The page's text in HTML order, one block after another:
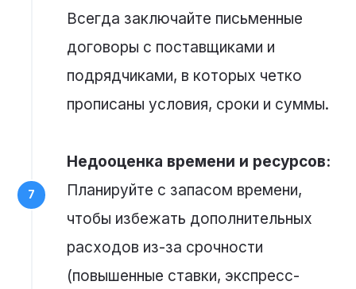
Всегда заключайте письменные
договоры с поставщиками и
подрядчиками, в которых четко
прописаны условия, сроки и суммы.
Недооценка времени и ресурсов:
Планируйте с запасом времени,
чтобы избежать дополнительных
расходов из-за срочности
(повышенные ставки, экспресс-